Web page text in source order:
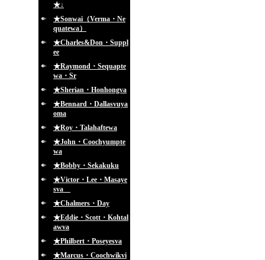
★↓
★Sonwai（Verma・Ne
quatewa）
★Charles&Don・Suppl
ee
★Raymond・Sequapte
wa・Sr
★Sherian・Honhongva
★Bennard・Dallasvuya
oma
★Roy・Talahaftewa
★John・Coochyumpte
wa
★Bobby・Sekakuku
★Victor・Lee・Masaye
sva
★Chalmers・Day
★Eddie・Scott・Kohtal
awva
★Philbert・Poseyesva
★Marcus・Coochwikvi